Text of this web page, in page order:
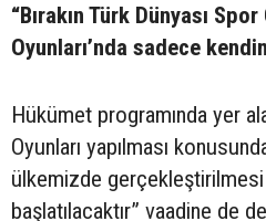
“Bırakın Türk Dünyası
Oyunları’nda sadece
Hükümet programında yer
Oyunları yapılması
ülkemizde gerçekleştirilmesi
başlatılacaktır” vaadine de